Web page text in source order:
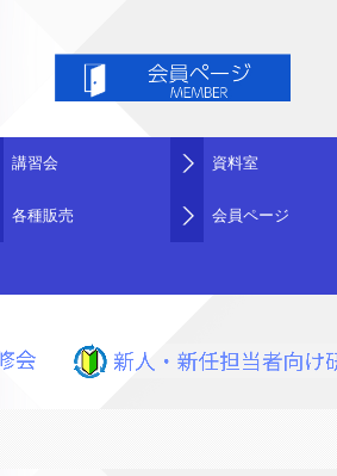
講習会 資料室
各種様式
調査報告等
実績紹介
各種販売 会員ページ